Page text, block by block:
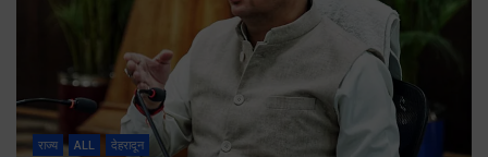
राज्य ALL देहरादून